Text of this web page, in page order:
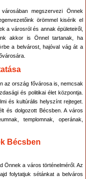
megszervezi Önnek
örömmel kisérik el
a városról és annak épületeiről,
akkor is Önnel tartanak, ha
a belvárost, hajóval vág át a
az ország fővárosa is, nemcsak
és politikai élet központja.
és kultúrális helyszínt rejteget.
és dolgozott Bécsben. A város
templomnak, operának,
Bécsben
Önnek a város történelméről. Az
folytatjuk sétánkat a belváros